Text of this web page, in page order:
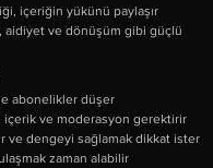
içeriğin yükünü paylaşır
aidiyet ve dönüşüm gibi güçlü
abonelikler düşer
içerik ve moderasyon gerektirir
ve dengeyi sağlamak dikkat ister
zaman alabilir